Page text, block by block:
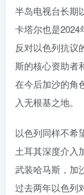
半岛电视台长期
卡塔尔也是2024
反对以色列抗议
斯的核心资助者
在今后加沙的角
入无根基之地。
以色列同样不希
土耳其深度介入
武装哈马斯，加
过去两年以色列